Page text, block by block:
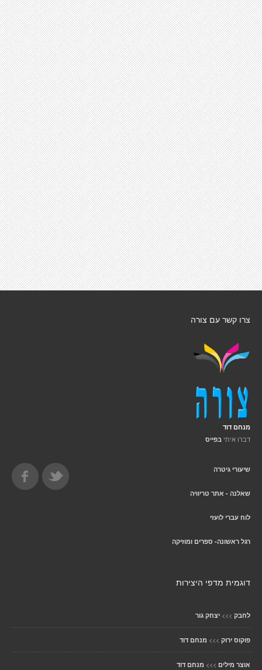
צרו קשר עם צורה
מנחם דוד
דברו איתי בפייס
שיעורי גיטרה
שאלנה - אתר טריוויה
לוח עברי לועזי
רגל ראשונה- ספרים ומוזיקה
דוגמית מדפי היצירות
לחבק >>> יצחק גור
פוקוס ירוק >>> מנחם דוד
אוצר מילים >>> מנחם דוד